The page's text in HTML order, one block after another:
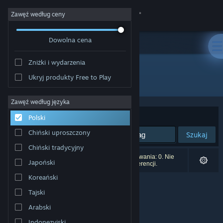
Zaloguj się
Społeczność
Informacje
Wsparcie
Zmień język
Pobierz aplikację mobilną Steam
Wersja przeglądarkowa
Zawęź według ceny
Dowolna cena
Zniżki i wydarzenia
Ukryj produkty Free to Play
Zawęź według języka
Polski
Chiński uproszczony
Chiński tradycyjny
Japoński
Koreański
Tajski
Arabski
Producent: Joseph Caero
Sortuj według:
Szukaj
Liczba wyników pasujących do twojego wyszukiwania: 0. Nie
uwzględniono 1 tytułu na podstawie twoich preferencji.